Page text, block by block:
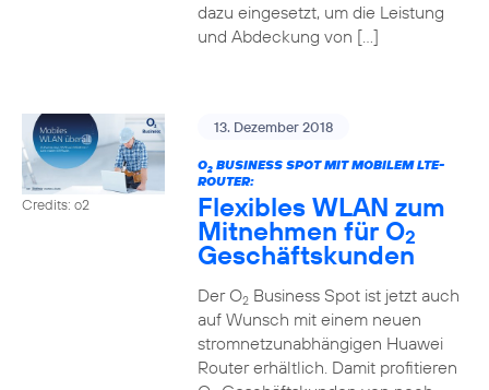
dazu eingesetzt, um die Leistung
und Abdeckung von […]
Credits: o2
13. Dezember 2018
O2BUSINESS SPOT MIT MOBILEM LTE-
ROUTER:
Flexibles WLAN zum
Mitnehmen für O2
Geschäftskunden
Der O2Business Spot ist jetzt auch
auf Wunsch mit einem neuen
stromnetzunabhängigen Huawei
Router erhältlich. Damit profitieren